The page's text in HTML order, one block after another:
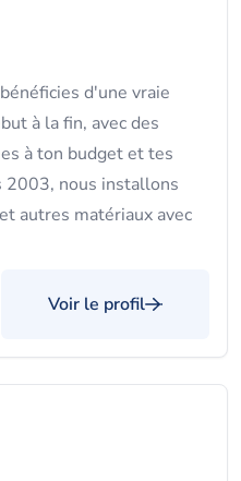
d'une vraie
à la fin, avec des
à ton budget et tes
2003, nous installons
autres matériaux avec
Voir le profil